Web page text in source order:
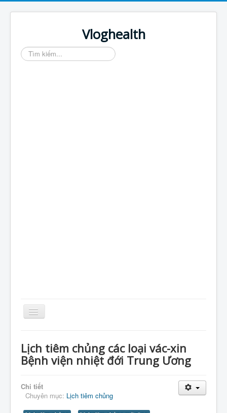
Vloghealth
Tìm
kiếm...
Toggle
Navigation
Giới Thiệu
Sản Phẩm
Lịch tiêm chủng các loại vác-xin
Bệnh viện nhiệt đới Trung Ương
Chi tiết
Chuyên mục: Lịch tiêm chủng